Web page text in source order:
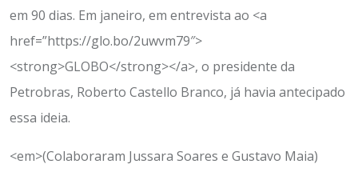
em 90 dias. Em janeiro, em entrevista ao <a
href=”https://glo.bo/2uwvm79″>
<strong>GLOBO</strong></a>, o presidente da
Petrobras, Roberto Castello Branco, já havia antecipado
essa ideia.
<em>(Colaboraram Jussara Soares e Gustavo Maia)